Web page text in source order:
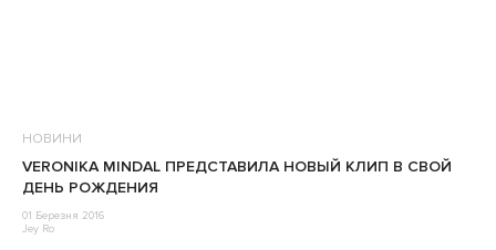
НОВИНИ
VERONIKA MINDAL ПРЕДСТАВИЛА НОВЫЙ КЛИП В СВОЙ
ДЕНЬ РОЖДЕНИЯ
01 Березня 2016
Jey Ro